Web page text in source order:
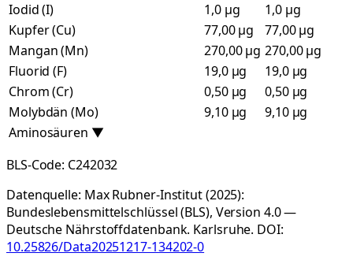
Iodid (I)
1,0 µg
1,0 µg
Kupfer (Cu)
77,00 µg
77,00 µg
Mangan (Mn)
270,00 µg 270,00 µg
Fluorid (F)
19,0 µg
19,0 µg
Chrom (Cr)
0,50 µg
0,50 µg
Molybdän (Mo)
9,10 µg
9,10 µg
Aminosäuren ▼
BLS-Code: C242032
Datenquelle: Max Rubner-Institut (2025):
Bundeslebensmittelschlüssel (BLS), Version 4.0 —
Deutsche Nährstoffdatenbank. Karlsruhe. DOI:
10.25826/Data20251217-134202-0